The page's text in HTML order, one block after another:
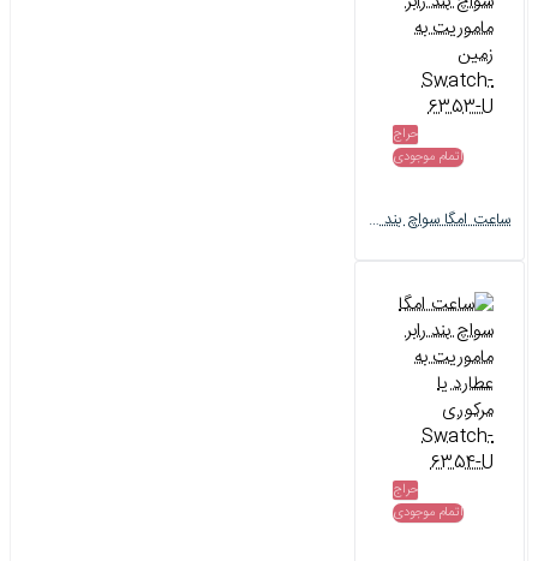
حراج
اتمام موجودی
ساعت امگا سواچ بند رابر ماموریت به زمین Swatch-6353-U
حراج
اتمام موجودی